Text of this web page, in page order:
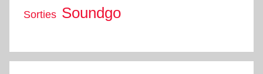
Sorties Soundgo